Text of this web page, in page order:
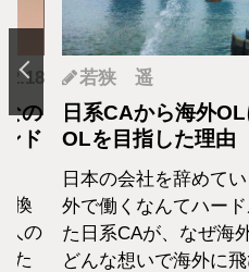
の
ド
換
人の
た
若狭 遥
日系CAから海外
OLを目指した理由
日本の会社を辞めて
外で働くなんてハー
た日系CAが、なぜ海
どんな想いで海外に